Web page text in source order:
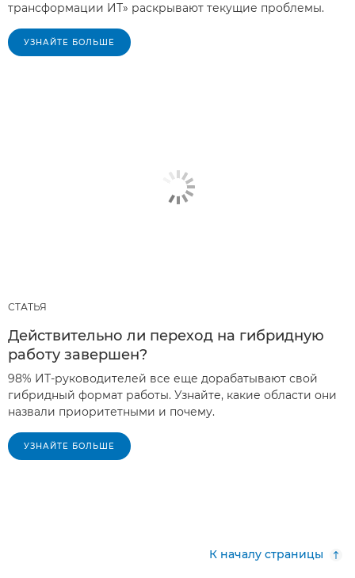
трансформации ИТ» раскрывают текущие проблемы.
УЗНАЙТЕ БОЛЬШЕ
СТАТЬЯ
Действительно ли переход на гибридную
работу завершен?
98% ИТ-руководителей все еще дорабатывают свой
гибридный формат работы. Узнайте, какие области они
назвали приоритетными и почему.
УЗНАЙТЕ БОЛЬШЕ
К началу страницы